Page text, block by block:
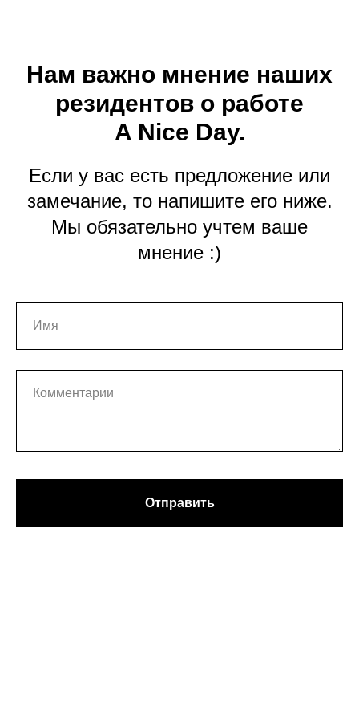
Нам важно мнение наших
резидентов о работе
A Nice Day.
Если у вас есть предложение или
замечание, то напишите его ниже.
Мы обязательно учтем ваше
мнение :)
Отправить